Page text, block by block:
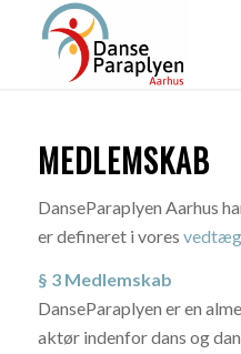
MEDLEMSKAB
DanseParaplyen Aarhus
er defineret i vores
§ 3 Medlemskab
DanseParaplyen er en
aktør indenfor dans og